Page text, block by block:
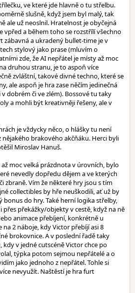
ve které jde hlavně o tu střelbu.
slušně, když jsem byl malý, tak
ale už neoslnil. Hratelnost je obyčejná
vpřed a během toho se rozstřílí všechno
zábavná a ukradený bullet-time je v
stylový jako prase (mluvím o
zde, že AI nepřátel je místy až moc
druhou stranu, je to aspoň více
zvláštní, takové divné techno, které se
ale aspoň je hra zase něčím jedinečná
dobrém či ve zlém). Bossové tu taky
a mohli být kreativněji řešeny, ale v
je vždycky něco, o hlášky tu není
nějakého brakového akčňáku. Herci byli
Miroslav Hanuš.
moc velká prázdnota v úrovních, bylo
nevedly dopředu dějem a ve kterých
zbraně. Vím že některé hry jsou s tím
collectibles by hře neuškodili, ať už by
do hry. Také herní logika střelby,
přes překážky/objekty v cestě, když na ně
animace přebíjení, konkrétně u
2 náboje, kdy Victor přebíjí asi 8
brokovnice. A v poslední řadě taky
kdy v jedné cutscéně Victor chce po
týpka potom sejmou nepřátelé a o
jako jednoho z nepřátel. Tohle si
nevyužít. Naštěstí je hra furt